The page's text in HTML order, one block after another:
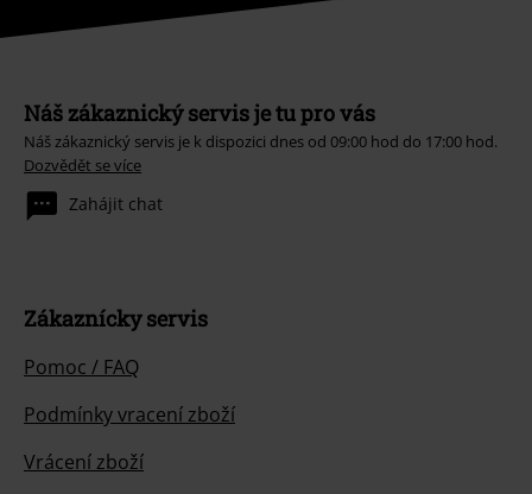
Náš zákaznický servis je tu pro vás
Náš zákaznický servis je k dispozici dnes od 09:00 hod do 17:00 hod.
Dozvědět se více
Zahájit chat
Zákaznícky servis
Pomoc / FAQ
Podmínky vracení zboží
Vrácení zboží